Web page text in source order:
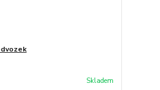
Skladem